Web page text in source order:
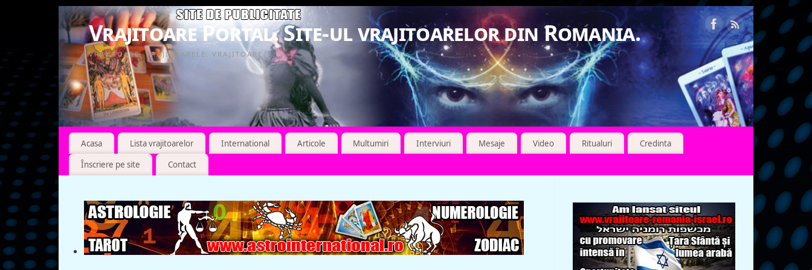
Vrajitoare Portal. Site-ul vrajitoarelor din Romania.
VRAJITOARE, VRAJITOARELE, VRAJITOARE
Acasa Lista vrajitoarelor International Articole Multumiri Interviuri Mesaje Video Ritualuri
Credinta
Înscriere pe site
Contact